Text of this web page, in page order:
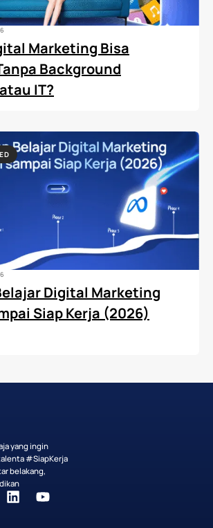
Marketing Bisa
Background
IT?
Digital Marketing
Siap Kerja (2026)
yang ingin
#SiapKerja
belakang,